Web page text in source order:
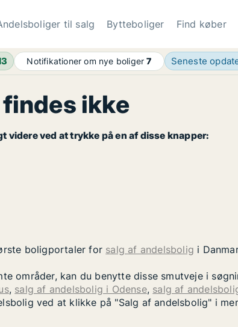
til salg Bytteboliger Find køber
Notifikationer om nye boliger7 Seneste
ikke
videre ved at trykke på en af disse knapper:
boligportaler for salg af andelsbolig i
områder, kan du benytte disse smutveje i
, salg af andelsbolig i Odense, salg af
ved at klikke på "Salg af andelsbolig" i